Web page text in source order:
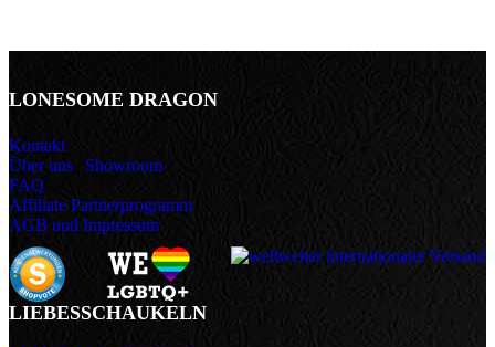
LONESOME DRAGON
Kontakt
Über uns
Showroom
FAQ
Affiliate Partnerprogramm
AGB und Impressum
LIEBESSCHAUKELN